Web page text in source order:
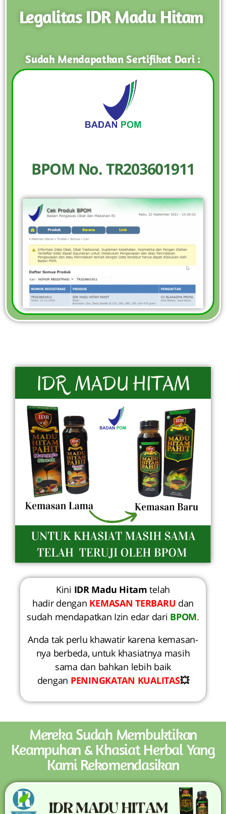
Legalitas IDR Madu Hitam
Sudah Mendapatkan Sertifikat Dari :
BPOM No. TR203601911
Kini IDR Madu Hitam telah
hadir dengan KEMASAN TERBARU dan
sudah mendapatkan Izin edar dari BPOM.
Anda tak perlu khawatir karena kemasan-
nya berbeda, untuk khasiatnya masih
sama dan bahkan lebih baik
dengan PENINGKATAN KUALITAS💥
Mereka Sudah Membuktikan
Keampuhan & Khasiat Herbal Yang
Kami Rekomendasikan